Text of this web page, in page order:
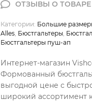
Категории: Большие
Alles, Бюстгальтеры,
Бюстгальтеры пуш-ап
Интернет-магазин
Формованный
выгодной цене с
широкий ассортимент